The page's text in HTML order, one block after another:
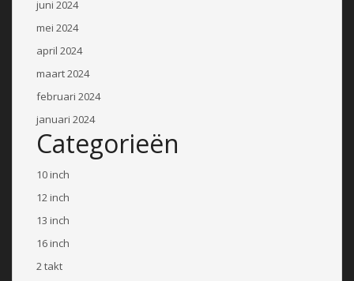
juni 2024
mei 2024
april 2024
maart 2024
februari 2024
januari 2024
Categorieën
10 inch
12 inch
13 inch
16 inch
2 takt